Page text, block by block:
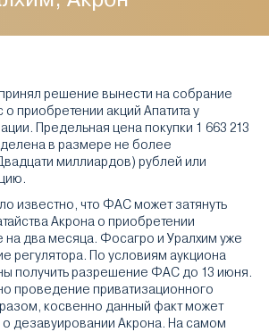
решение вынести на собрание
приобретении акций Апатита у
Предельная цена покупки 1 663 213
в размере не более
миллиардов) рублей или
известно, что ФАС может затянуть
Акрона о приобретении
на два месяца. Фосагро и Уралхим уже
регулятора. По условиям аукциона
получить разрешение ФАС до 13 июня.
проведение приватизационного
косвенно данный факт может
о дезавуировании Акрона. На самом